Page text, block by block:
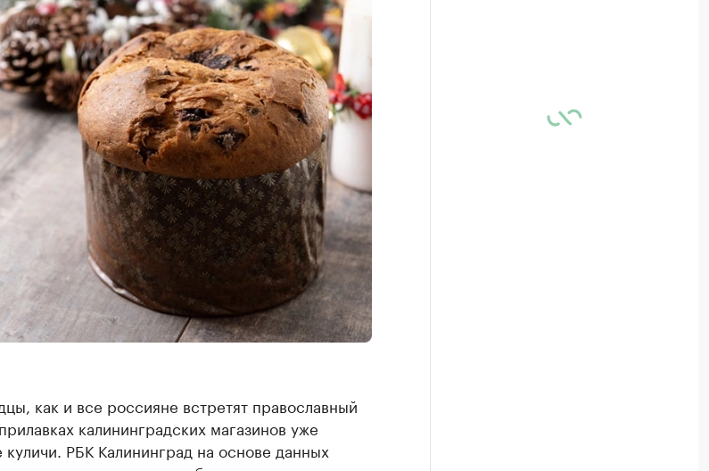
как и все россияне встретят православный
калининградских магазинов уже
куличи. РБК Калининград на основе данных